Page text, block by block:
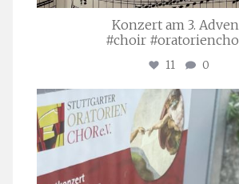
Konzert am 3.
#choir
11 0
stuttgarter_oratorienchor
Juli 23